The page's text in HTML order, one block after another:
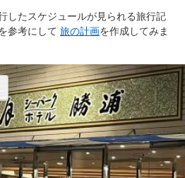
したスケジュールが見られる旅行記
参考にして 旅の計画を作成してみま